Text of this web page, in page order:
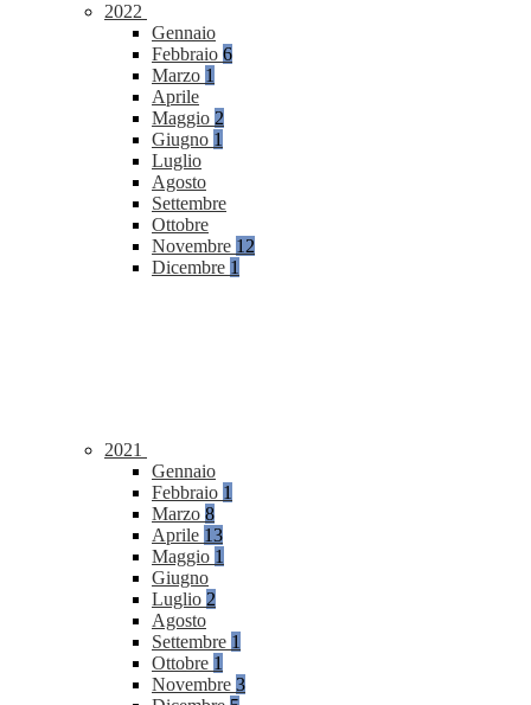
2022
Gennaio
Febbraio 6
Marzo 1
Aprile
Maggio 2
Giugno 1
Luglio
Agosto
Settembre
Ottobre
Novembre 12
Dicembre 1
2021
Gennaio
Febbraio 1
Marzo 8
Aprile 13
Maggio 1
Giugno
Luglio 2
Agosto
Settembre 1
Ottobre 1
Novembre 3